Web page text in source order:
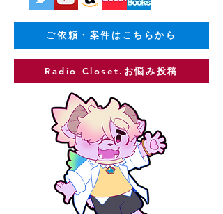
ご依頼・案件はこちらから
Radio Closet.お悩み投稿